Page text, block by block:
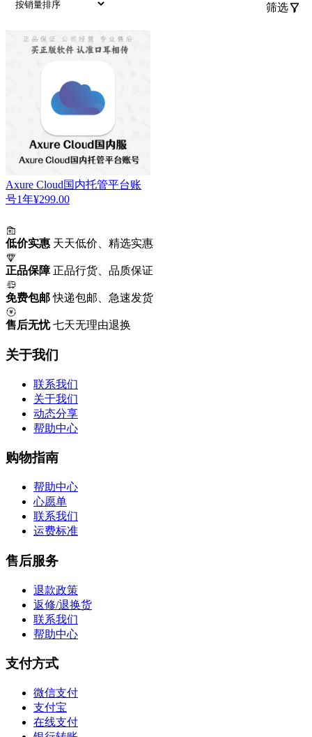
筛选
Axure Cloud国内托管平台账
号1年¥299.00
低价实惠 天天低价、精选实惠
正品保障 正品行货、品质保证
免费包邮 快递包邮、急速发货
售后无忧 七天无理由退换
关于我们
联系我们
关于我们
动态分享
帮助中心
购物指南
帮助中心
心愿单
联系我们
运费标准
售后服务
退款政策
返修/退换货
联系我们
帮助中心
支付方式
微信支付
支付宝
在线支付